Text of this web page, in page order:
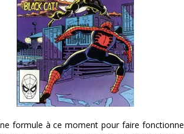
formule à ce moment pour faire